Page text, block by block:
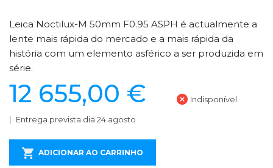
Leica Noctilux-M 50mm F0.95 ASPH é actualmente a
lente mais rápida do mercado e a mais rápida da
história com um elemento asférico a ser produzida em
série.
12 655,00 € Indisponível
Entrega prevista dia 24 agosto
ADICIONAR AO CARRINHO